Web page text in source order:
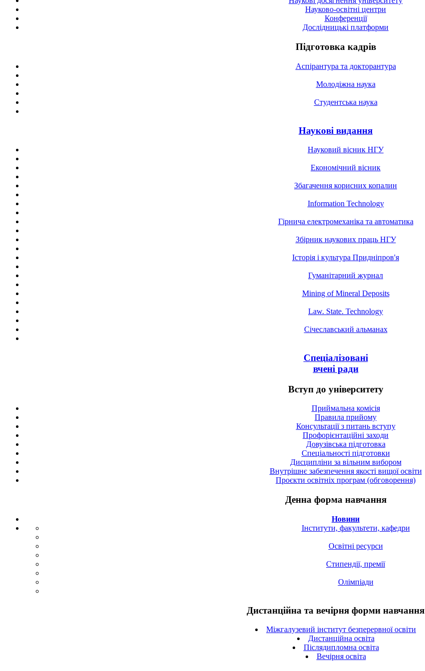
Науково-освітні центри
Конференції
Дослідницькі платформи
Підготовка кадрів
Аспірантура та докторантура
Молодіжна наука
Студентська наука
Наукові видання
Науковий вісник НГУ
Економічний вісник
Збагачення корисних копалин
Information Technology
Гірнича електромеханіка та автоматика
Збірник наукових праць НГУ
Історія і культура Придніпров'я
Гуманітарний журнал
Mining of Mineral Deposits
Law. State. Technology
Січеславський альманах
Спеціалізовані
вчені ради
Вступ до університету
Приймальна комісія
Правила прийому
Консультації з питань вступу
Профорієнтаційні заходи
Довузівська підготовка
Спецiальностi підготовки
Дисципліни за вільним вибором
Внутрішнє забезпечення якості вищої освіти
Проєкти освітніх програм (обговорення)
Денна форма навчання
Новини
Інститути, факультети, кафедри
Освітні ресурси
Стипендії, премії
Олімпіади
Дистанційна та вечірня форми навчання
Міжгалузевий інститут безперервної освіти
Дистанційна освіта
Післядипломна освіта
Вечірня освіта